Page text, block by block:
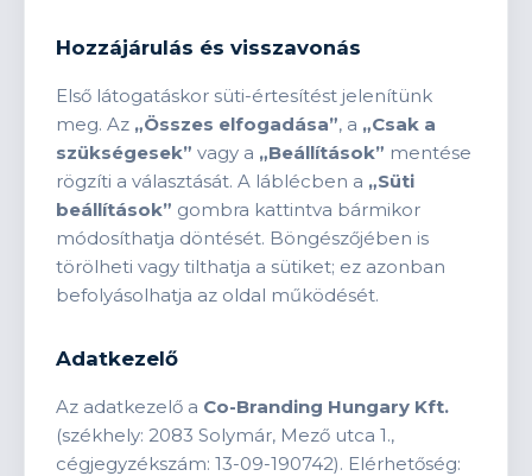
Hozzájárulás és visszavonás
Első látogatáskor süti-értesítést jelenítünk
meg. Az „Összes elfogadása”, a „Csak a
szükségesek” vagy a „Beállítások” mentése
rögzíti a választását. A láblécben a „Süti
beállítások” gombra kattintva bármikor
módosíthatja döntését. Böngészőjében is
törölheti vagy tilthatja a sütiket; ez azonban
befolyásolhatja az oldal működését.
Adatkezelő
Az adatkezelő a Co-Branding Hungary Kft.
(székhely: 2083 Solymár, Mező utca 1.,
cégjegyzékszám: 13-09-190742). Elérhetőség: